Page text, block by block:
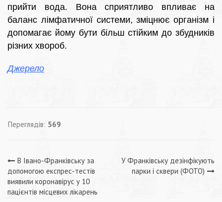
прийти вода. Вона сприятливо впливає на
баланс лімфатичної системи, зміцнює організм і
допомагає йому бути більш стійким до збудників
різних хвороб.
Джерело
Переглядів: 569
Навігація
записів
В Івано-Франківську за
допомогою експрес-тестів
виявили коронавірус у 10
пацієнтів місцевих лікарень
У Франківську дезінфікують
парки і сквери (ФОТО)